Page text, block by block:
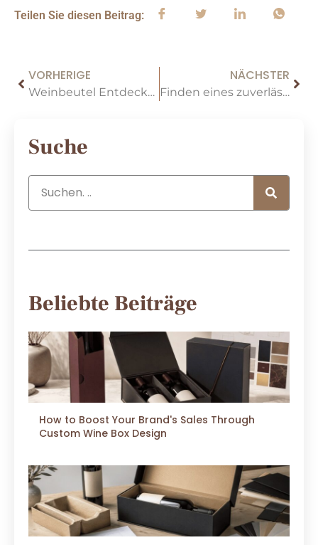
Teilen Sie diesen Beitrag:
VORHERIGE
Weinbeutel Entdeckt: Materialien, die einen Unterschied machen
NÄCHSTER
Finden eines zuverlässigen Herstellers von Weinboxen: Ein praktischer Leitfaden
Suche
Beliebte Beiträge
How to Boost Your Brand's Sales Through
Custom Wine Box Design